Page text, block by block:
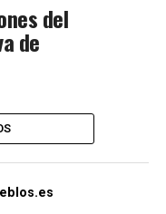
del
de